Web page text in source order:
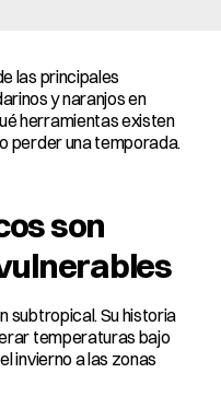
las principales
y naranjos en
herramientas existen
perder una temporada.
son
subtropical. Su historia
temperaturas bajo
invierno a las zonas